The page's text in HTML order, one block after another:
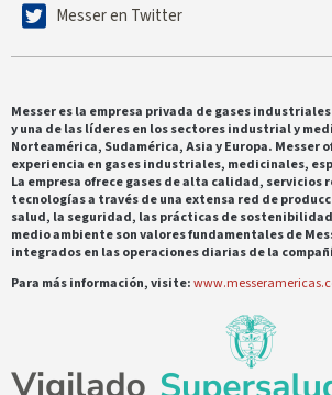
Messer en Twitter
Messer es la empresa privada de gases
y una de las líderes en los sectores industrial y
Norteamérica, Sudamérica, Asia y Europa. Messer
experiencia en gases industriales, medicinales,
La empresa ofrece gases de alta calidad, servicios
tecnologías a través de una extensa red de
salud, la seguridad, las prácticas de
medio ambiente son valores fundamentales de
integrados en las operaciones diarias de la
Para más información, visite: